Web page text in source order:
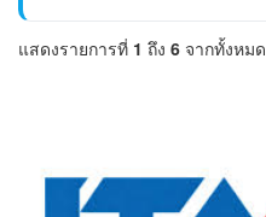
แสดงรายการที่ 1 ถึง 6 จากทั้งหมด